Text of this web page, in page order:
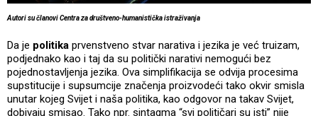
Autori su članovi Centra za društveno-humanistička istraživanja
Da je politika prvenstveno stvar narativa i jezika je već truizam,
podjednako kao i taj da su politički narativi nemogući bez
pojednostavljenja jezika. Ova simplifikacija se odvija procesima
supstitucije i supsumcije značenja proizvodeći tako okvir smisla
unutar kojeg Svijet i naša politika, kao odgovor na takav Svijet,
dobivaju smisao. Tako npr. sintagma “svi političari su isti” nije